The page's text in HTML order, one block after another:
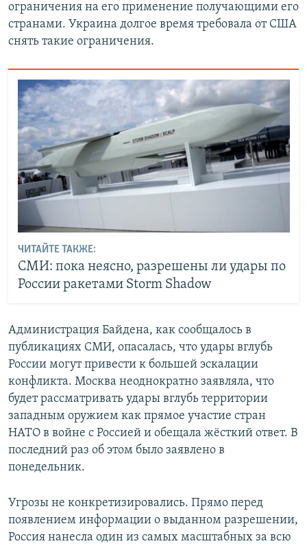
ограничения на его применение получающими его
странами. Украина долгое время требовала от США
снять такие ограничения.
ЧИТАЙТЕ ТАКЖЕ:
СМИ: пока неясно, разрешены ли удары по
России ракетами Storm Shadow
Администрация Байдена, как сообщалось в
публикациях СМИ, опасалась, что удары вглубь
России могут привести к большей эскалации
конфликта. Москва неоднократно заявляла, что
будет рассматривать удары вглубь территории
западным оружием как прямое участие стран
НАТО в войне с Россией и обещала жёсткий ответ. В
последний раз об этом было заявлено в
понедельник.
Угрозы не конкретизировались. Прямо перед
появлением информации о выданном разрешении,
Россия нанесла один из самых масштабных за всю